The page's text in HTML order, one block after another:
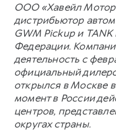
ООО «Хавейл Мотор
дистрибьютор
GWM Pickup и
Федерации.
деятельность с
официальный
открылся в Москве
момент в России
центров,
округах страны.